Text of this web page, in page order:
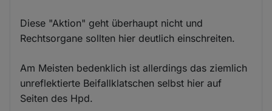
Diese "Aktion" geht überhaupt nicht und
Rechtsorgane sollten hier deutlich einschreiten.
Am Meisten bedenklich ist allerdings das ziemlich
unreflektierte Beifallklatschen selbst hier auf
Seiten des Hpd.